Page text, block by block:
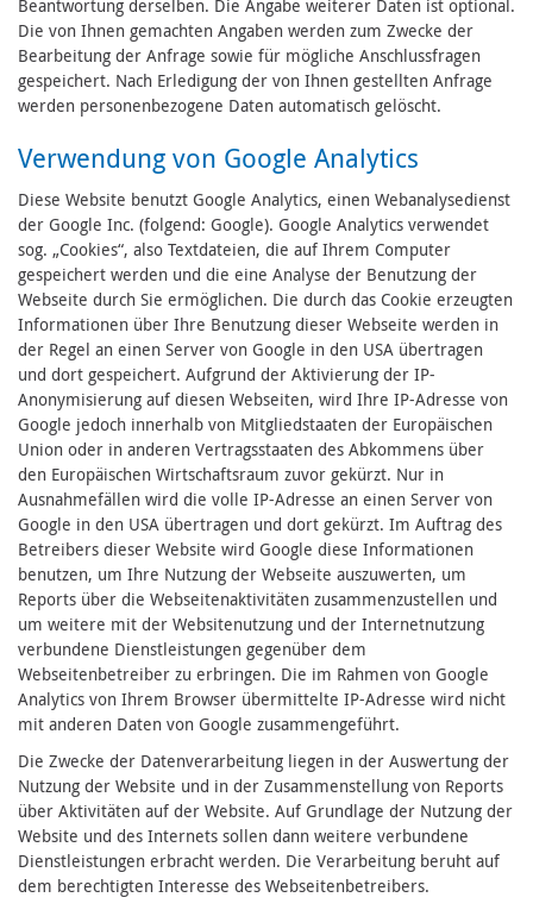
Beantwortung derselben. Die Angabe weiterer Daten ist optional.
Die von Ihnen gemachten Angaben werden zum Zwecke der
Bearbeitung der Anfrage sowie für mögliche Anschlussfragen
gespeichert. Nach Erledigung der von Ihnen gestellten Anfrage
werden personenbezogene Daten automatisch gelöscht.
Verwendung von Google Analytics
Diese Website benutzt Google Analytics, einen Webanalysedienst
der Google Inc. (folgend: Google). Google Analytics verwendet
sog. „Cookies“, also Textdateien, die auf Ihrem Computer
gespeichert werden und die eine Analyse der Benutzung der
Webseite durch Sie ermöglichen. Die durch das Cookie erzeugten
Informationen über Ihre Benutzung dieser Webseite werden in
der Regel an einen Server von Google in den USA übertragen
und dort gespeichert. Aufgrund der Aktivierung der IP-
Anonymisierung auf diesen Webseiten, wird Ihre IP-Adresse von
Google jedoch innerhalb von Mitgliedstaaten der Europäischen
Union oder in anderen Vertragsstaaten des Abkommens über
den Europäischen Wirtschaftsraum zuvor gekürzt. Nur in
Ausnahmefällen wird die volle IP-Adresse an einen Server von
Google in den USA übertragen und dort gekürzt. Im Auftrag des
Betreibers dieser Website wird Google diese Informationen
benutzen, um Ihre Nutzung der Webseite auszuwerten, um
Reports über die Webseitenaktivitäten zusammenzustellen und
um weitere mit der Websitenutzung und der Internetnutzung
verbundene Dienstleistungen gegenüber dem
Webseitenbetreiber zu erbringen. Die im Rahmen von Google
Analytics von Ihrem Browser übermittelte IP-Adresse wird nicht
mit anderen Daten von Google zusammengeführt.
Die Zwecke der Datenverarbeitung liegen in der Auswertung der
Nutzung der Website und in der Zusammenstellung von Reports
über Aktivitäten auf der Website. Auf Grundlage der Nutzung der
Website und des Internets sollen dann weitere verbundene
Dienstleistungen erbracht werden. Die Verarbeitung beruht auf
dem berechtigten Interesse des Webseitenbetreibers.